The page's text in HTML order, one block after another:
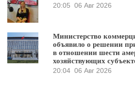
20:05 06 Авг 2026
Министерство
объявило о решении
в отношении шести
хозяйствующих
20:04 06 Авг 2026